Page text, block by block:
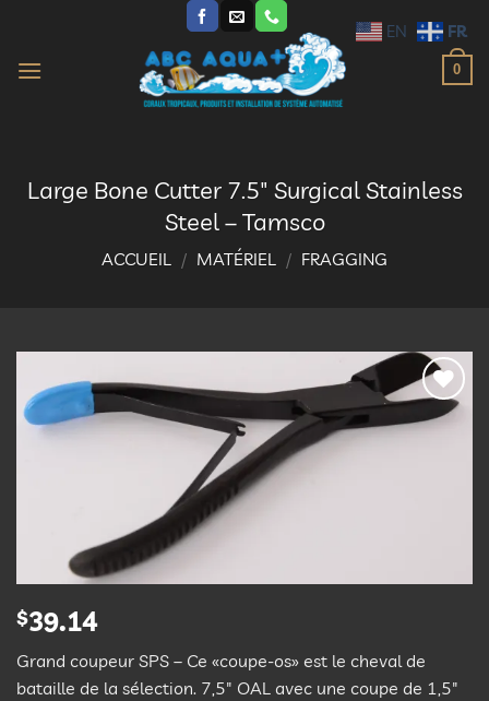
contenu
0
Large Bone Cutter 7.5″ Surgical Stainless
Steel – Tamsco
ACCUEIL / MATÉRIEL / FRAGGING
Ajouter
$39.14
Grand coupeur SPS – Ce «coupe-os» est le cheval de
bataille de la sélection. 7,5″ OAL avec une coupe de 1,5″
EN FR